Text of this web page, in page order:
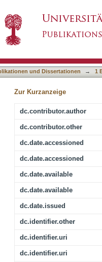
und Dissertationen → 1
Zur Kurzanzeige
dc.contributor.author
dc.contributor.other
dc.date.accessioned
dc.date.accessioned
dc.date.available
dc.date.available
dc.date.issued
dc.identifier.other
dc.identifier.uri
dc.identifier.uri